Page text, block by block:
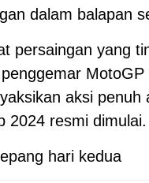
dalam balapan
persaingan yang
MotoGP
aksi penuh
2024 resmi dimulai.
hari kedua